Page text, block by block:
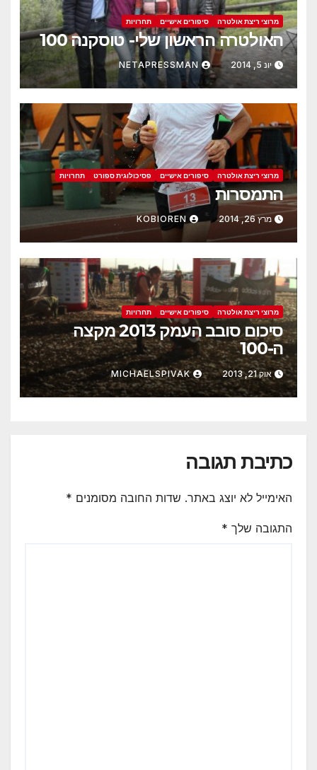
מרוצי ריצת אולטרה סיפורים אישיים תחרויות
האולטרה הראשון שלי- טוסקנה 100
יונ 5, 2014 NETAPRESSMAN
מרוצי ריצת אולטרה סיפורים אישיים פסיכולוגית ספורט תחרויות
התמסרות
מרץ 26, 2014 KOBIOREN
מרוצי ריצת אולטרה סיפורים אישיים תחרויות
סיכום סובב העמק 2013 מקצה
ה-100
אוק 21, 2013 MICHAELSPIVAK
כתיבת תגובה
האימייל לא יוצג באתר. שדות החובה מסומנים *
התגובה שלך *